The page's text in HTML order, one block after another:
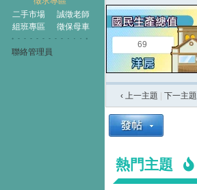
二手市場
誠徵老師
組班專區
徵保母車
聯絡管理員
69
‹ 上一主題
下一主題
熱門主題